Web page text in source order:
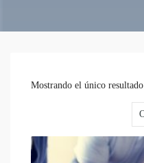
Mostrando el único resultado